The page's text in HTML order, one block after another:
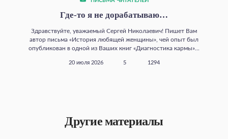
Где‑то я не дорабатываю…
Здравствуйте, уважаемый Сергей Николаевич! Пишет Вам
автор письма «История любящей женщины», чей опыт был
опубликован в одной из Ваших книг «Диагностика кармы»...
20 июля 2026 5 1294
Другие материалы